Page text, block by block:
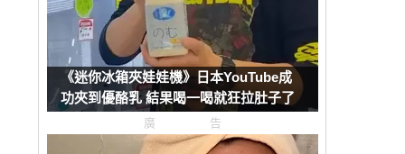
《迷你冰箱夾娃娃機》日本YouTube成
功夾到優酪乳 結果喝一喝就狂拉肚子了
廣告